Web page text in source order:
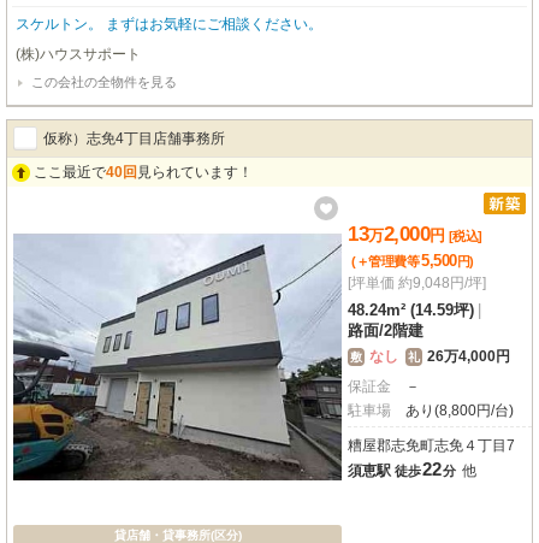
スケルトン。 まずはお気軽にご相談ください。
(株)ハウスサポート
この会社の全物件を見る
仮称）志免4丁目店舗事務所
ここ最近で40回 見られています！
貸店舗・貸事務所(区分)
13万2,000円 [税込]
(＋管理費等5,500円)
[坪単価 約9,048円/坪]
48.24m² (14.59坪)
路面/2階建
敷 なし 礼 26万4,000円
保証金
－
駐車場
あり(8,800円/台)
糟屋郡志免町志免４丁目7
須恵駅 徒歩22分 他